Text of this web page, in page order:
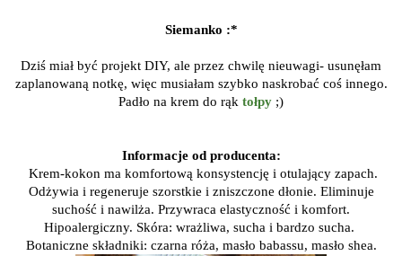
Siemanko :*
Dziś miał być projekt DIY, ale przez chwilę nieuwagi- usunęłam
zaplanowaną notkę, więc musiałam szybko naskrobać coś innego.
Padło na krem do rąk tołpy ;)
Informacje od producenta:
Krem-kokon ma komfortową konsystencję i otulający zapach.
Odżywia i regeneruje szorstkie i zniszczone dłonie. Eliminuje
suchość i nawilża. Przywraca elastyczność i komfort.
Hipoalergiczny. Skóra: wrażliwa, sucha i bardzo sucha.
Botaniczne składniki: czarna róża, masło babassu, masło shea.